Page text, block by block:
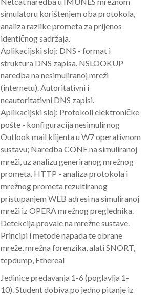
simulatoru korištenjem oba protokola,
analiza razlike prometa za prijenos
identičnog sadržaja.
Aplikacijski sloj: DNS - format i
struktura DNS zapisa. NSLOOKUP
naredba na nesimuliranoj mreži
(internetu). Autoritativni i
neautoritativni DNS zapisi.
Aplikacijski sloj: Protokoli elektroničke
pošte - konfiguracija nesimulirnog
Outlook mail klijenta u W7 operativnom
sustavu; Naredba CONE na simuliranoj
mreži, uz analizu generiranog mrežnog
prometa. HTTP - analiza protokola i
mrežnog prometa rezultiranog
pristupanjem WEB adresi na simuliranoj
mreži iz OPERA mrežnog preglednika.
Detekcija provale na mrežne sustave.
Principi i metode napada te obrane
mreže, mrežna forenzika, alati SNORT,
tcpdump, Ethereal
Jedinice predavanja 1-6 (poglavlja 1-
10). Student dobiva po jedno pitanje iz